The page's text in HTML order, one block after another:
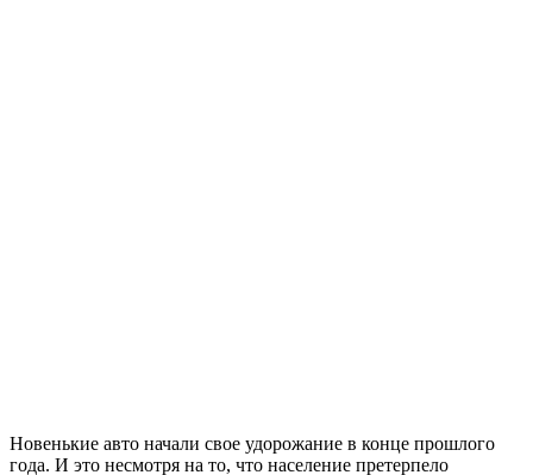
Новенькие авто начали свое удорожание в конце прошлого
года. И это несмотря на то, что население претерпело